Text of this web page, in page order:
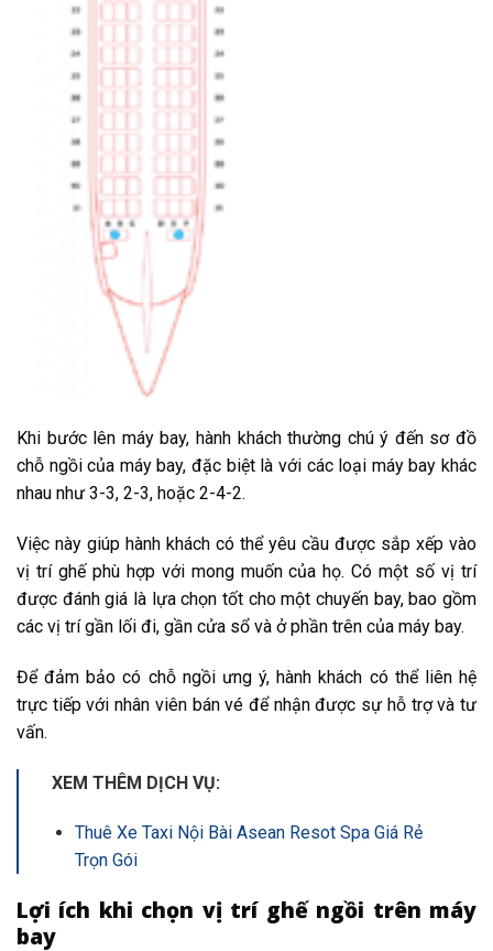
Khi bước lên máy bay, hành khách thường chú ý đến sơ đồ
chỗ ngồi của máy bay, đặc biệt là với các loại máy bay khác
nhau như 3-3, 2-3, hoặc 2-4-2.
Việc này giúp hành khách có thể yêu cầu được sắp xếp vào
vị trí ghế phù hợp với mong muốn của họ. Có một số vị trí
được đánh giá là lựa chọn tốt cho một chuyến bay, bao gồm
các vị trí gần lối đi, gần cửa sổ và ở phần trên của máy bay.
Để đảm bảo có chỗ ngồi ưng ý, hành khách có thể liên hệ
trực tiếp với nhân viên bán vé để nhận được sự hỗ trợ và tư
vấn.
XEM THÊM DỊCH VỤ:
Thuê Xe Taxi Nội Bài Asean Resot Spa Giá Rẻ
Trọn Gói
Lợi ích khi chọn vị trí ghế ngồi trên máy
bay